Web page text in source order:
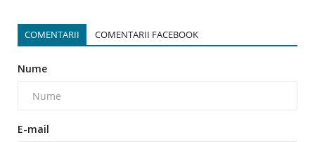
COMENTARII COMENTARII FACEBOOK
Nume
E-mail